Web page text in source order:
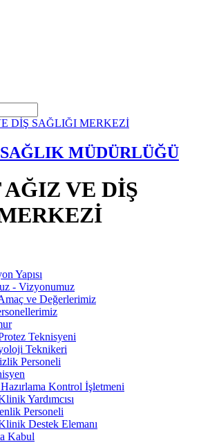
MÜDÜRLÜĞÜ
AĞIZ VE DİŞ
Yapısı
- Vizyonumuz
ve Değerlerimiz
Teknisyeni
Teknikeri
Personeli
Kontrol İşletmeni
Yardımcısı
Personeli
Destek Elemanı
Kabul